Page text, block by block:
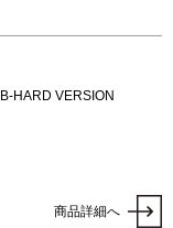
HARD VERSION
商品詳細へ